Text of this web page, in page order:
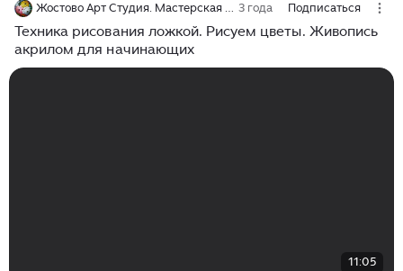
Жостово Арт Студия. Мастерская Гончаровых 3 года Подписаться
Техника рисования ложкой. Рисуем цветы. Живопись
акрилом для начинающих
11:05